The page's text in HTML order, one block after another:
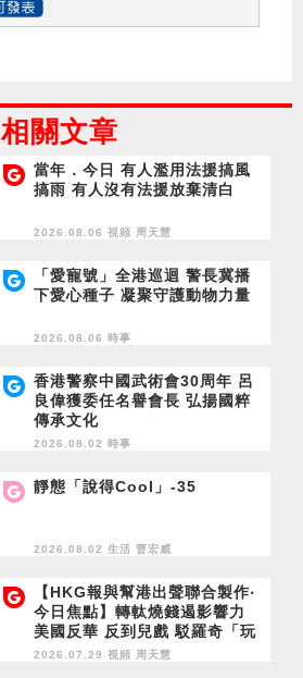
相關文章
當年．今日 有人濫用法援搞風
搞雨 有人沒有法援放棄清白
2026.08.06 視頻 周天慧
「愛寵號」全港巡迴 警長冀播
下愛心種子 凝聚守護動物力量
2026.08.06 時事
香港警察中國武術會30周年 呂
良偉獲委任名譽會長 弘揚國粹
傳承文化
2026.08.02 時事
靜態「說得Cool」-35
2026.08.02 生活 曹宏威
【HKG報與幫港出聲聯合製作‧
今日焦點】轉軚燒錢遏影響力
美國反華 反到兒戲 駁羅奇「玩
完論」 香港唔靠中國 唔通靠美
2026.07.29 視頻 周天慧